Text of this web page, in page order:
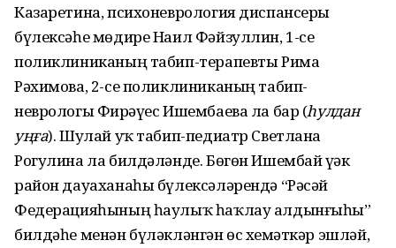
Казаретина, психоневрология диспансеры
бүлексәһе мөдире Наил Фәйзуллин, 1-се
поликлиниканың табип-терапевты Рима
Рәхимова, 2-се поликлиниканың табип-
неврологы Фирҙәүес Ишембаева ла бар (һулдан
уңға). Шулай уҡ табип-педиатр Светлана
Рогулина ла билдәләнде. Бөгөн Ишембай үҙәк
район дауаханаһы бүлексәләрендә “Рәсәй
Федерацияһының һаулыҡ һаҡлау алдынғыһы”
билдәһе менән бүләкләнгән өс хеҙмәткәр эшләй,